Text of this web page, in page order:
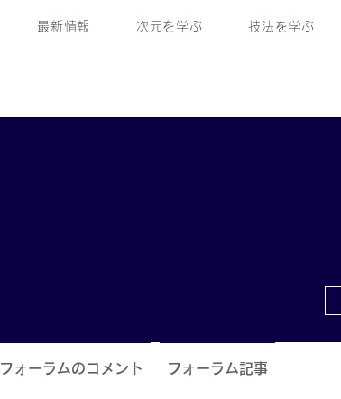
最新情報 次元を学ぶ 技法を学ぶ
フォーラムのコメント フォーラム記事